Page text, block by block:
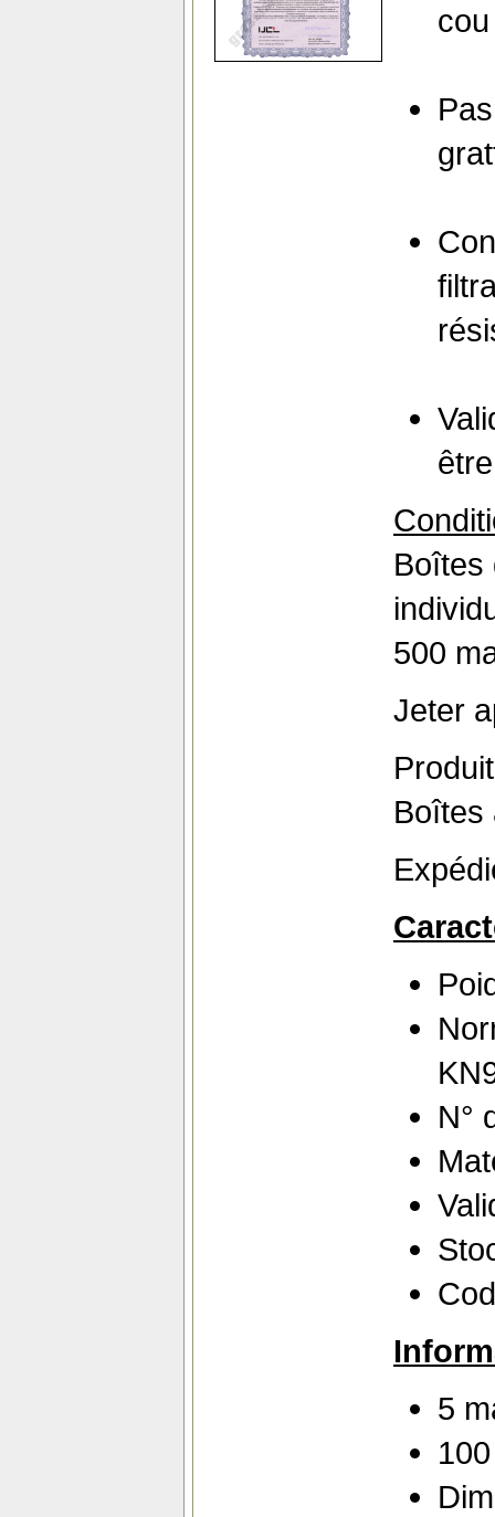
Boîtes
500
Jeter
Boîtes
N°
5